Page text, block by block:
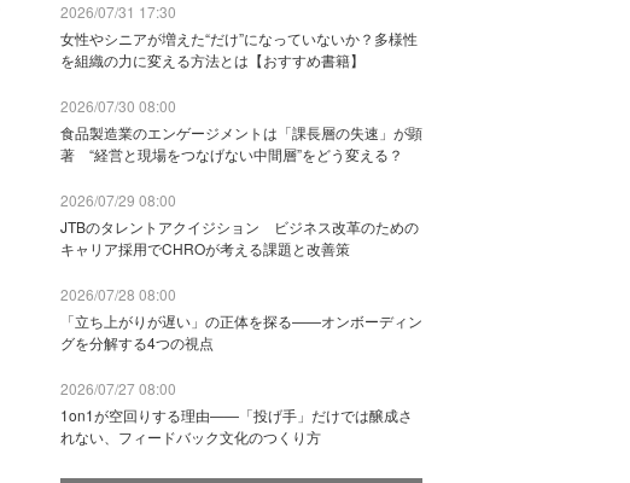
2026/07/31 17:30
女性やシニアが増えた“だけ”になっていないか？多様性
を組織の力に変える方法とは【おすすめ書籍】
2026/07/30 08:00
食品製造業のエンゲージメントは「課長層の失速」が顕
著 “経営と現場をつなげない中間層”をどう変える？
2026/07/29 08:00
JTBのタレントアクイジション ビジネス改革のための
キャリア採用でCHROが考える課題と改善策
2026/07/28 08:00
「立ち上がりが遅い」の正体を探る——オンボーディン
グを分解する4つの視点
2026/07/27 08:00
1on1が空回りする理由——「投げ手」だけでは醸成さ
れない、フィードバック文化のつくり方